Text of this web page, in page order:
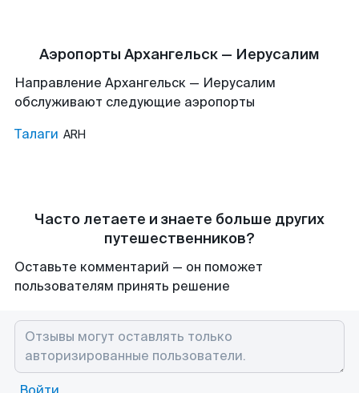
Аэропорты Архангельск — Иерусалим
Направление Архангельск — Иерусалим
обслуживают следующие аэропорты
Талаги ARH
Часто летаете и знаете больше других
путешественников?
Оставьте комментарий — он поможет
пользователям принять решение